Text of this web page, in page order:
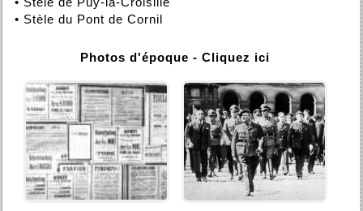
• Stèle du Pont de Cornil
Photos d'époque - Cliquez ici